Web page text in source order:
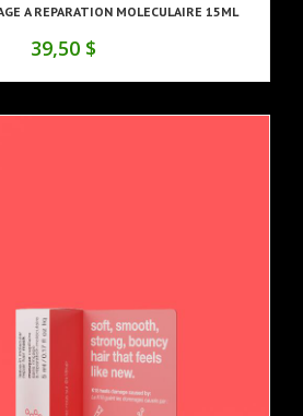
A REPARATION MOLECULAIRE 15ML
39,50 $